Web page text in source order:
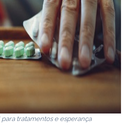
para tratamentos e esperança